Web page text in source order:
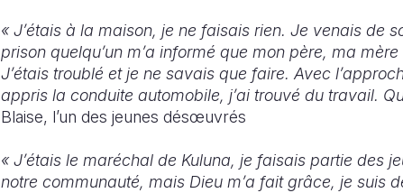
« J’étais à la maison, je ne faisais rien. Je venais de
prison quelqu’un m’a informé que mon père, ma
J’étais troublé et je ne savais que faire. Avec
appris la conduite automobile, j’ai trouvé du travail.
Blaise, l’un des jeunes désœuvrés
« J’étais le maréchal de Kuluna, je faisais partie des
notre communauté, mais Dieu m’a fait grâce, je suis